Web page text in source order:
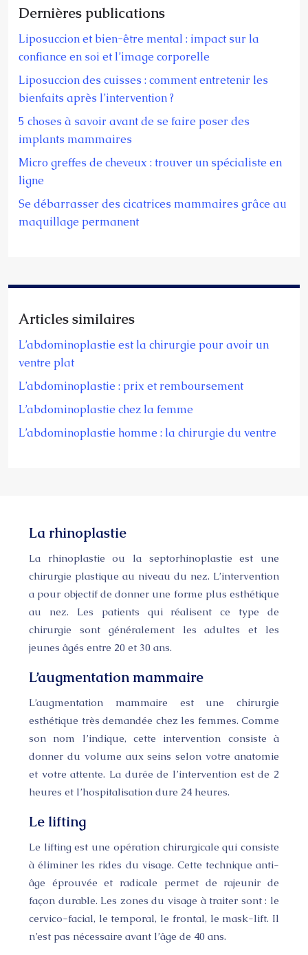
Dernières publications
Liposuccion et bien-être mental : impact sur la
confiance en soi et l’image corporelle
Liposuccion des cuisses : comment entretenir les
bienfaits après l’intervention ?
5 choses à savoir avant de se faire poser des
implants mammaires
Micro greffes de cheveux : trouver un spécialiste en
ligne
Se débarrasser des cicatrices mammaires grâce au
maquillage permanent
Articles similaires
L’abdominoplastie est la chirurgie pour avoir un
ventre plat
L’abdominoplastie : prix et remboursement
L’abdominoplastie chez la femme
L’abdominoplastie homme : la chirurgie du ventre
La rhinoplastie
La rhinoplastie ou la septorhinoplastie est une
chirurgie plastique au niveau du nez. L’intervention
a pour objectif de donner une forme plus esthétique
au nez. Les patients qui réalisent ce type de
chirurgie sont généralement les adultes et les
jeunes âgés entre 20 et 30 ans.
L’augmentation mammaire
L’augmentation mammaire est une chirurgie
esthétique très demandée chez les femmes. Comme
son nom l’indique, cette intervention consiste à
donner du volume aux seins selon votre anatomie
et votre attente. La durée de l’intervention est de 2
heures et l’hospitalisation dure 24 heures.
Le lifting
Le lifting est une opération chirurgicale qui consiste
à éliminer les rides du visage. Cette technique anti-
âge éprouvée et radicale permet de rajeunir de
façon durable. Les zones du visage à traiter sont : le
cervico-facial, le temporal, le frontal, le mask-lift. Il
n’est pas nécessaire avant l’âge de 40 ans.